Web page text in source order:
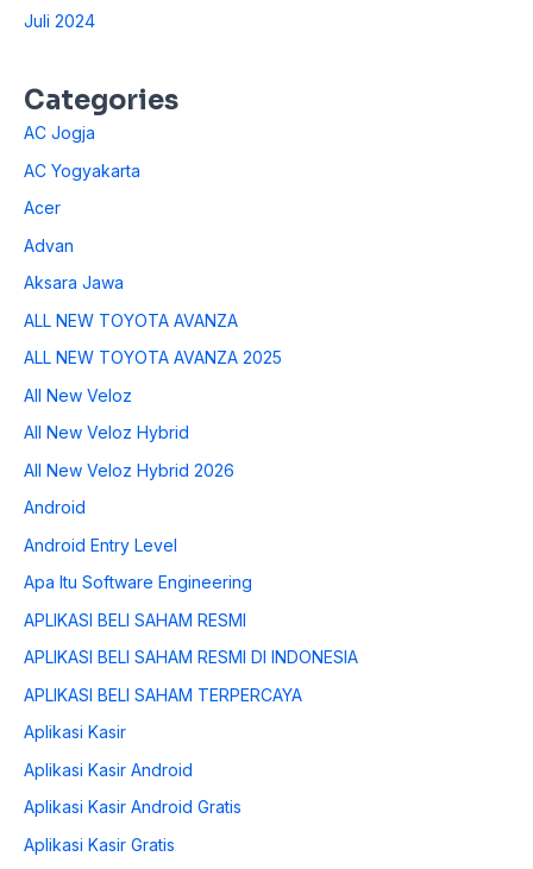
Juli 2024
Categories
AC Jogja
AC Yogyakarta
Acer
Advan
Aksara Jawa
ALL NEW TOYOTA AVANZA
ALL NEW TOYOTA AVANZA 2025
All New Veloz
All New Veloz Hybrid
All New Veloz Hybrid 2026
Android
Android Entry Level
Apa Itu Software Engineering
APLIKASI BELI SAHAM RESMI
APLIKASI BELI SAHAM RESMI DI INDONESIA
APLIKASI BELI SAHAM TERPERCAYA
Aplikasi Kasir
Aplikasi Kasir Android
Aplikasi Kasir Android Gratis
Aplikasi Kasir Gratis